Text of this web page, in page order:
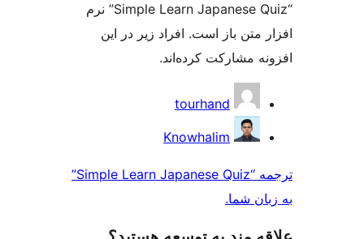
“Simple Learn Japanese Quiz” نرم
متن باز است. افراد زیر در این
مشارکت کرده‌اند.
Knowhalim
ترجمه “Simple Learn Japanese Quiz”